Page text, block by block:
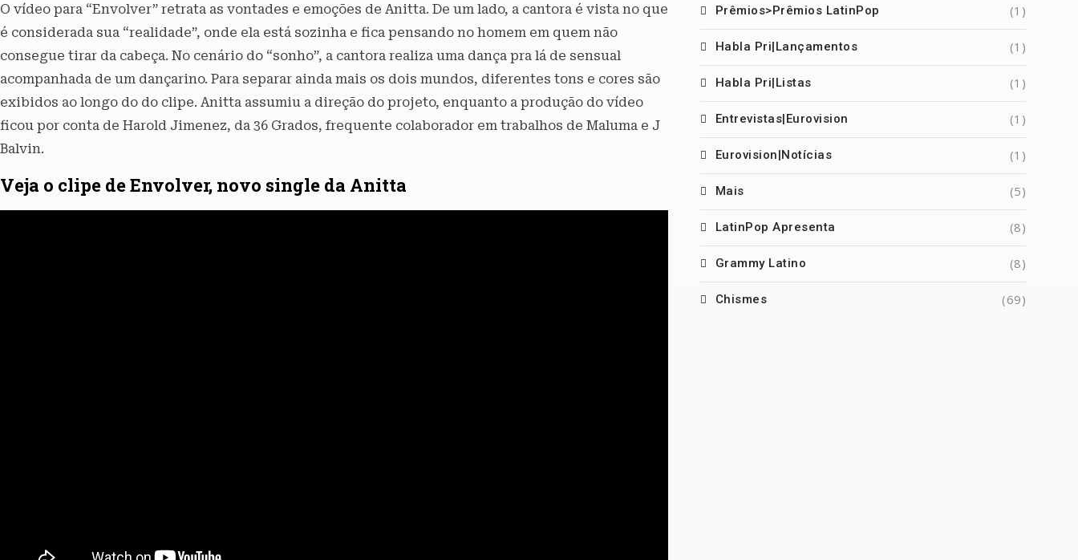
O vídeo para “Envolver” retrata as vontades e emoções de Anitta. De um lado, a cantora é vista no que
é considerada sua “realidade”, onde ela está sozinha e fica pensando no homem em quem não
consegue tirar da cabeça. No cenário do “sonho”, a cantora realiza uma dança pra lá de sensual
acompanhada de um dançarino. Para separar ainda mais os dois mundos, diferentes tons e cores são
exibidos ao longo do do clipe. Anitta assumiu a direção do projeto, enquanto a produção do vídeo
ficou por conta de Harold Jimenez, da 36 Grados, frequente colaborador em trabalhos de Maluma e J
Balvin.
Veja o clipe de Envolver, novo single da Anitta
Prêmios>Prêmios LatinPop (1)
Habla Pri|Lançamentos (1)
Habla Pri|Listas (1)
Entrevistas|Eurovision (1)
Eurovision|Notícias (1)
Mais (5)
LatinPop Apresenta (8)
Grammy Latino (8)
Chismes (69)